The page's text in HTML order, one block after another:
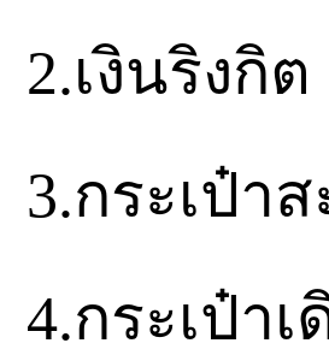
2.เงินริงกิ
3.กระเป๋า
4.กระเป๋า